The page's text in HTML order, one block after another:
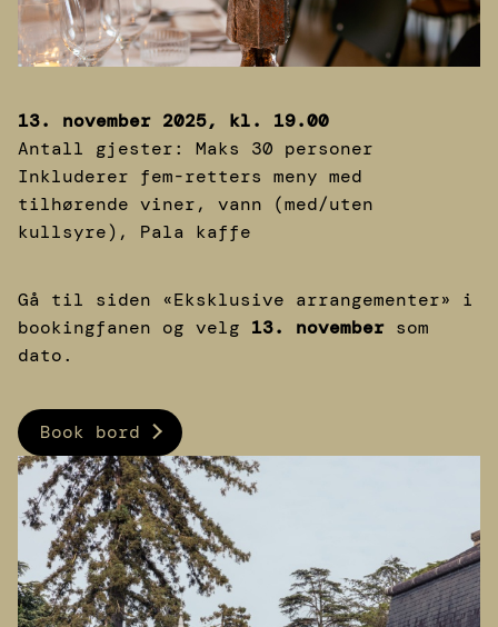
13. november 2025, kl. 19.00
Antall gjester: Maks 30 personer
Inkluderer fem-retters meny med
tilhørende viner, vann (med/uten
kullsyre), Pala kaffe
Gå til siden «Eksklusive arrangementer» i
bookingfanen og velg 13. november som
dato.
Book bord